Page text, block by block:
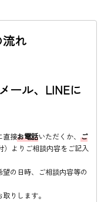
流れ
ール、LINEに
直接お電話いただくか、 ご
）よりご相談内容をご記入
の日時、ご相談内容等の
りします。